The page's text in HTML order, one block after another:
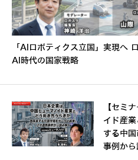
「AIロボティクス立国」実現へ
AI時代の国家戦略
【セミ
イド産
する中
事例から